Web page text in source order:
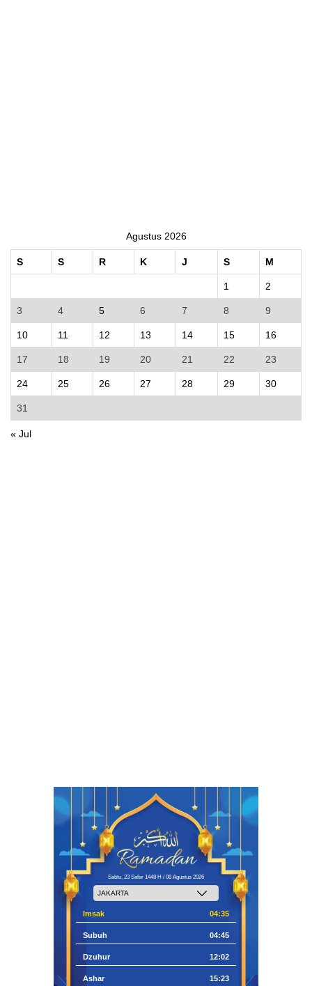
Agustus 2026
S S R K J S M
1 2
3 4 5 6 7 8 9
10 11 12 13 14 15 16
17 18 19 20 21 22 23
24 25 26 27 28 29 30
31
« Jul
Sabtu, 23 Safar 1448 H / 08 Agustus 2026
Imsak 04:35
Subuh 04:45
Dzuhur 12:02
Ashar 15:23